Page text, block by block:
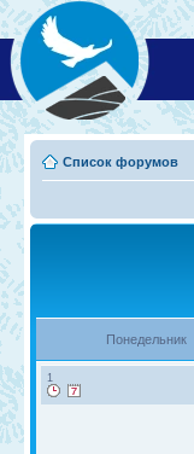
Список форумов
Понедельник
1